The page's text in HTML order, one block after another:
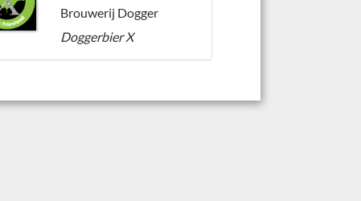
Brouwerij Dogger
Doggerbier X